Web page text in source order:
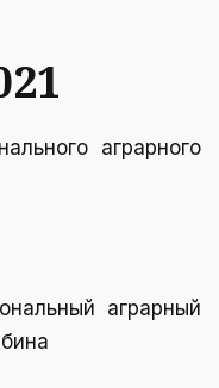
аграрного
аграрный